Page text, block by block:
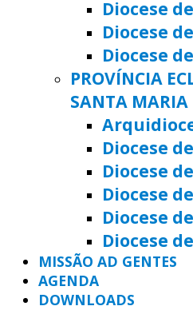
Diocese
Diocese
Diocese
PROVÍNCIA
SANTA MARIA
Diocese
Diocese
Diocese
Diocese
Diocese
MISSÃO AD GENTES
AGENDA
DOWNLOADS